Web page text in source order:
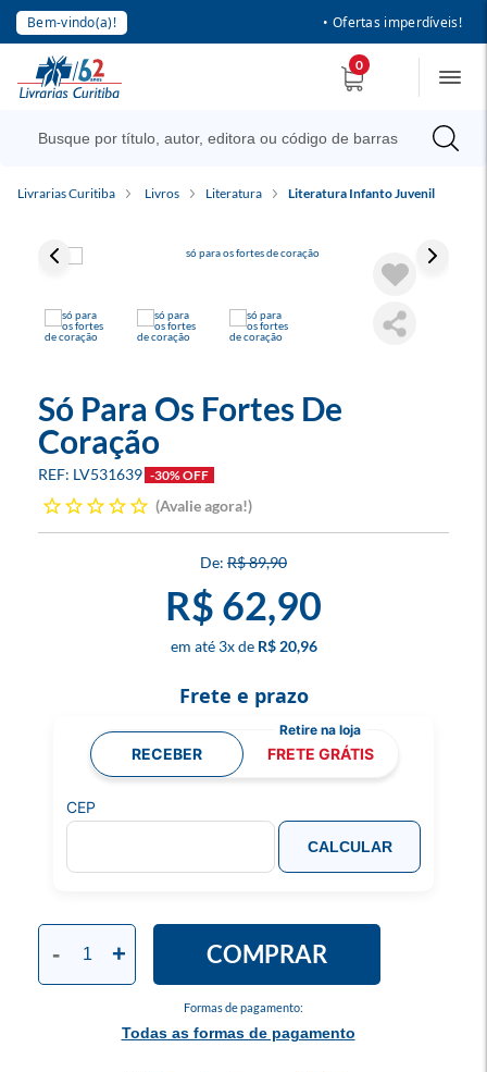
Bem-vindo(a)! • Ofertas imperdíveis!
0
Livrarias Curitiba Livros Literatura Literatura Infanto Juvenil
Só Para Os Fortes De
Coração
LV531639 -30% OFF
Avalie agora!
R$ 89,90
R$ 62,90
3x R$ 20,96
Formas de pagamento:
Todas as formas de pagamento
- + COMPRAR
Frete e prazo
RECEBER FRETE GRÁTIS
CEP
CALCULAR